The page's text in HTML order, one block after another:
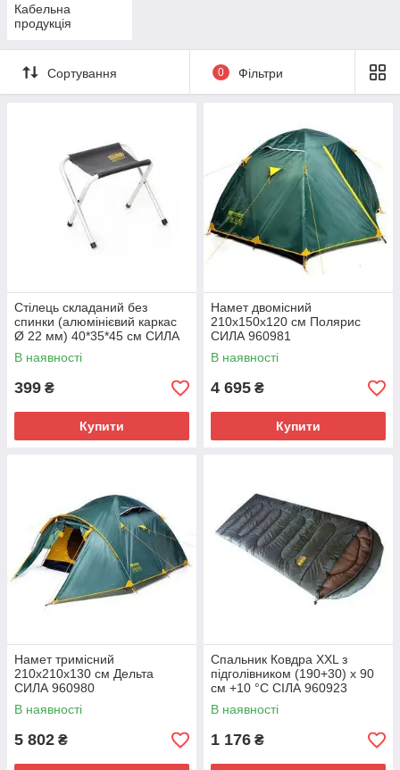
Кабельна
продукція
Сортування 0 Фільтри
Стілець складаний без
спинки (алюмінієвий каркас
Ø 22 мм) 40*35*45 см СИЛА
В наявності
399 ₴
Купити
Намет двомісний
210x150x120 см Полярис
СИЛА 960981
В наявності
4 695 ₴
Купити
Намет тримісний
210x210x130 см Дельта
СИЛА 960980
В наявності
5 802 ₴
Спальник Ковдра XXL з
підголівником (190+30) х 90
см +10 °C СІЛА 960923
В наявності
1 176 ₴